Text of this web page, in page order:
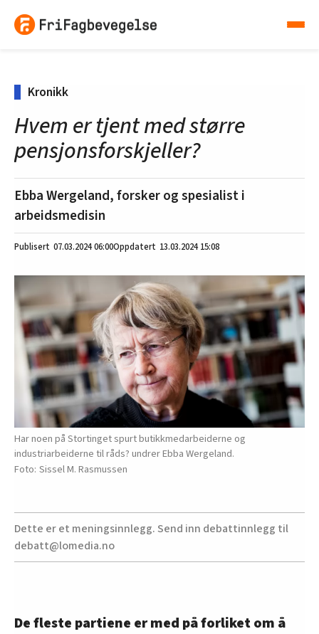
Kronikk
Hvem er tjent med større
pensjonsforskjeller?
Ebba Wergeland, forsker og spesialist i
arbeidsmedisin
07.03.202406:00 13.03.2024 15:08
Har noen på Stortinget spurt butikkmedarbeiderne og
industriarbeiderne til råds? undrer Ebba Wergeland.
Sissel M. Rasmussen
Dette er et meningsinnlegg. Send inn debattinnlegg til
debatt@lomedia.no
De fleste partiene er med på forliket om å